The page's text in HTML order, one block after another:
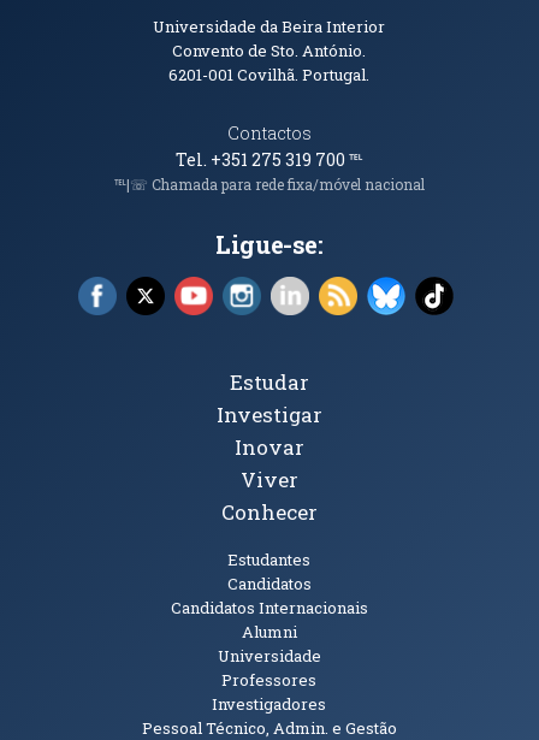
Informações de Contacto
Universidade da Beira Interior
Convento de Sto. António.
6201-001Covilhã. Portugal.
Contactos
Tel. +351 275 319 700℡
℡|☏ Chamada para rede fixa/móvel nacional
Ligue-se:
Facebook (abre em nova janela)
X (abre em nova janela)
YouTube (abre em nova janela)
Instagram (abre em nova janela)
LinkedIn (abre em nova
RSS (abre em nova
Bluesky (abre
TikTok
Tópicos Principais
Estudar
Investigar
Inovar
Viver
Conhecer
Estudantes
Candidatos
Candidatos Internacionais
Alumni
Universidade
Professores
Investigadores
Pessoal Técnico, Admin. e Gestão